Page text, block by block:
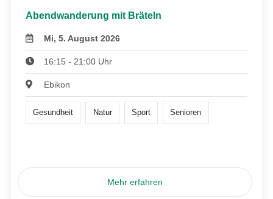
Abendwanderung mit Bräteln
Mi, 5. August 2026
16:15 - 21:00 Uhr
Ebikon
Gesundheit Natur Sport Senioren
Mehr erfahren